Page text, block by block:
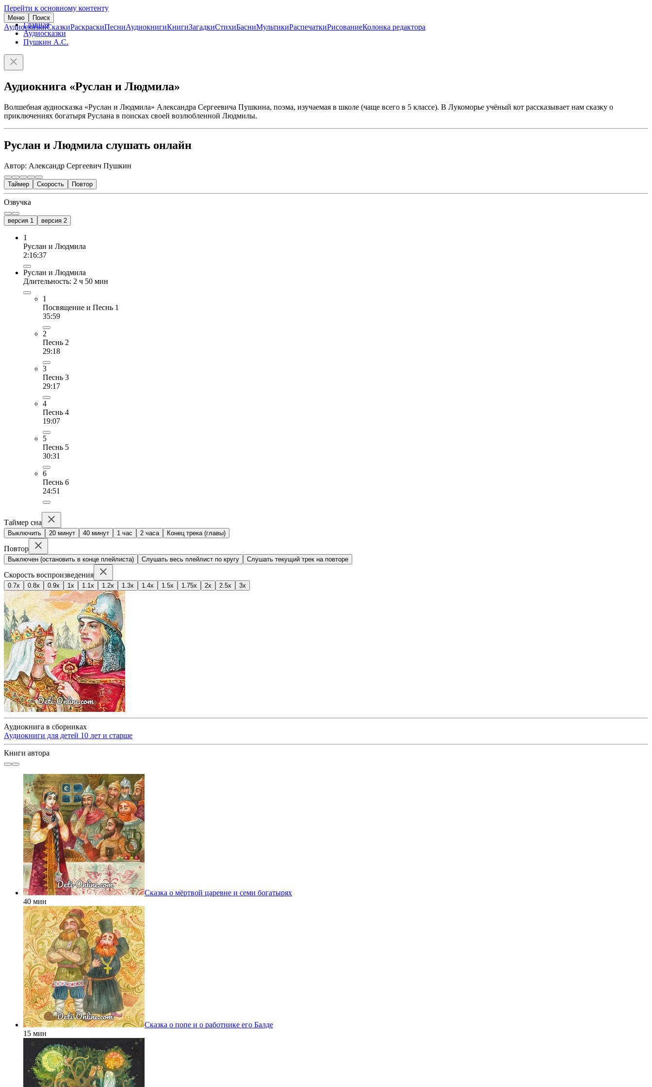
Перейти к основному контенту
Меню Поиск
АудиосказкиСказкиРаскраскиПесниАудиокнигиКнигиЗагадкиСтихиБасниМультикиРаспечаткиРисованиеКолонка редактора
Главная
Аудиосказки
Пушкин А.С.
Аудиокнига «Руслан и Людмила»
Волшебная аудиосказка «Руслан и Людмила» Александра Сергеевича Пушкина, поэма, изучаемая в школе (чаще всего в 5 классе). В Лукоморье учёный кот рассказывает нам сказку о
приключениях богатыря Руслана в поисках своей возлюбленной Людмилы.
Руслан и Людмила слушать онлайн
Автор: Александр Сергеевич Пушкин
Таймер Скорость Повтор
Озвучка
версия 1 версия 2
1
Руслан и Людмила
2:16:37
Руслан и Людмила
Длительность: 2 ч 50 мин
1
Посвящение и Песнь 1
35:59
2
Песнь 2
29:18
3
Песнь 3
29:17
4
Песнь 4
19:07
5
Песнь 5
30:31
6
Песнь 6
24:51
Таймер сна
Выключить 20 минут 40 минут 1 час 2 часа Конец трека (главы)
Повтор
Выключен (остановить в конце плейлиста) Слушать весь плейлист по кругу Слушать текущий трек на повторе
Скорость воспроизведения
0.7x 0.8x 0.9x 1x 1.1x 1.2x 1.3x 1.4x 1.5x 1.75x 2x 2.5x 3x
Аудиокнига в сборниках
Аудиокниги для детей 10 лет и старше
Книги автора
Сказка о мёртвой царевне и семи богатырях
40 мин
Сказка о попе и о работнике его Балде
15 мин